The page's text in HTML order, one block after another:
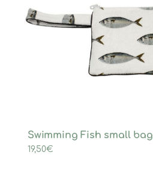
Swimming Fish small bag
19,50€